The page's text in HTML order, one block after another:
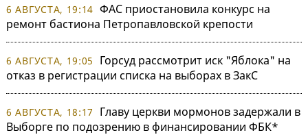
6 АВГУСТА, 19:14 ФАС приостановила конкурс на
ремонт бастиона Петропавловской крепости
6 АВГУСТА, 19:05
Горсуд рассмотрит иск "Яблока" на
отказ в регистрации списка на выборах в ЗакС
6 АВГУСТА, 18:17
Главу церкви мормонов задержали в
Выборге по подозрению в финансировании ФБК*